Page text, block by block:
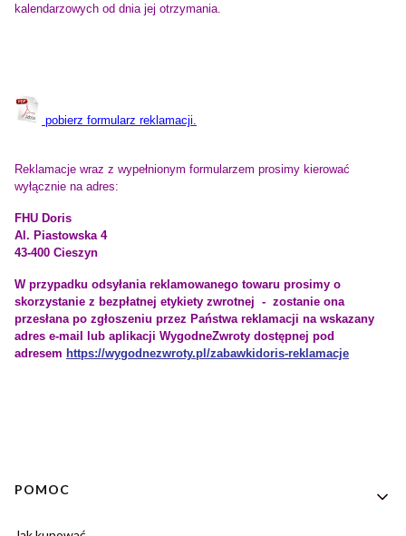
kalendarzowych od dnia jej otrzymania.
pobierz formularz reklamacji.
Reklamacje wraz z wypełnionym formularzem prosimy kierować
wyłącznie na adres:
FHU Doris
Al. Piastowska 4
43-400 Cieszyn
W przypadku odsyłania reklamowanego towaru prosimy o
skorzystanie z bezpłatnej etykiety zwrotnej - zostanie ona
przesłana po zgłoszeniu przez Państwa reklamacji na wskazany
adres e-mail lub aplikacji WygodneZwroty dostępnej pod
adresem https://wygodnezwroty.pl/zabawkidoris-reklamacje
Linki w stopce
POMOC